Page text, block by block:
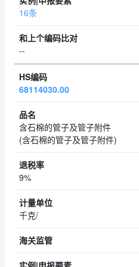
16条
--
68114030.00
含石棉的管子及管子附件
(含石棉的管子及管子附件)
9%
千克/